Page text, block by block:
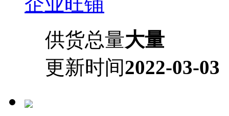
供货总量大量
更新时间2022-03-03